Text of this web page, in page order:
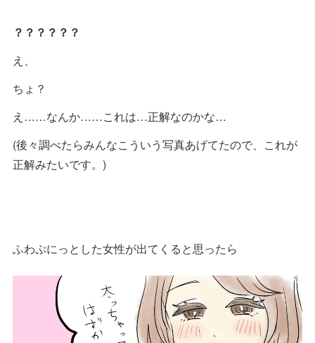
？？？？？？
え、
ちょ？
え……なんか……これは…正解なのかな…
(後々調べたらみんなこういう写真あげてたので、これが
正解みたいです。)
ふわぷにっとした女性が出てくると思ったら